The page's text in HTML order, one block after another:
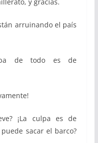
arruinando el país
de todo es de
¡La culpa es de
sacar el barco?